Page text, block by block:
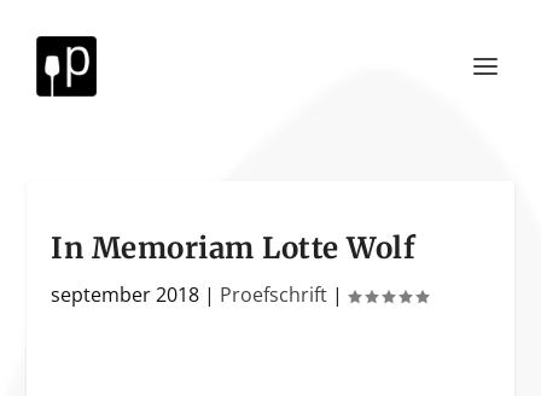
In Memoriam Lotte Wolf
september 2018 | Proefschrift |